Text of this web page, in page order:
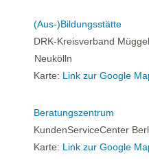
(Aus-)Bildungsstätte
DRK-Kreisverband
Neukölln
Karte: Link zur Google
Beratungszentrum
KundenServiceCenter
Karte: Link zur Google